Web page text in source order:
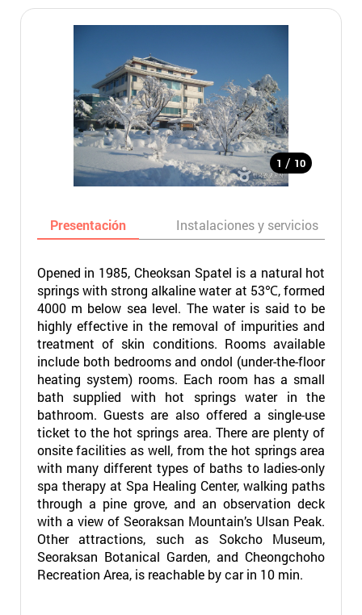
1 / 10
Presentación Instalaciones y servicios
Opened in 1985, Cheoksan Spatel is a natural hot
springs with strong alkaline water at 53℃, formed
4000 m below sea level. The water is said to be
highly effective in the removal of impurities and
treatment of skin conditions. Rooms available
include both bedrooms and ondol (under-the-floor
heating system) rooms. Each room has a small
bath supplied with hot springs water in the
bathroom. Guests are also offered a single-use
ticket to the hot springs area. There are plenty of
onsite facilities as well, from the hot springs area
with many different types of baths to ladies-only
spa therapy at Spa Healing Center, walking paths
through a pine grove, and an observation deck
with a view of Seoraksan Mountain’s Ulsan Peak.
Other attractions, such as Sokcho Museum,
Seoraksan Botanical Garden, and Cheongchoho
Recreation Area, is reachable by car in 10 min.